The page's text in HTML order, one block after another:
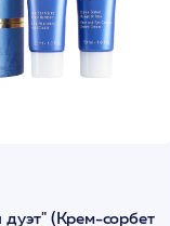
(Крем-сорбет